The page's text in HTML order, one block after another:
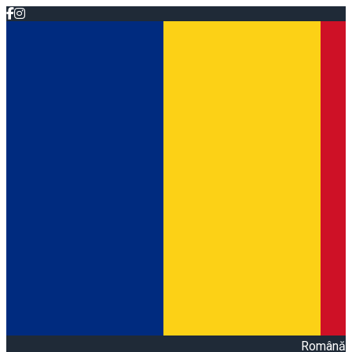
Română